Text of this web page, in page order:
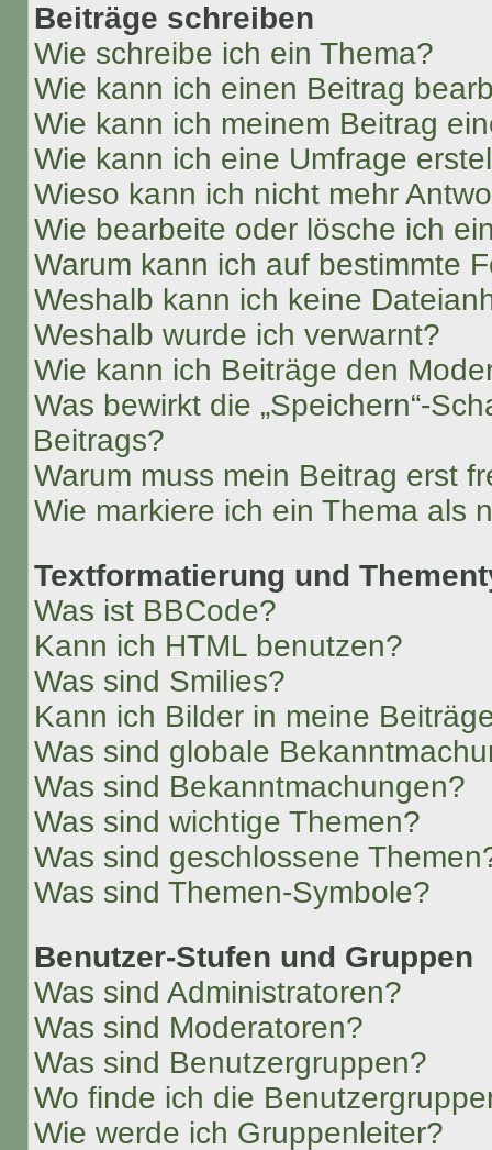
Beiträge schreiben
Wie schreibe ich ein Thema?
Wie kann ich einen Beitrag
Wie kann ich meinem Beitrag
Wie kann ich eine Umfrage
Wieso kann ich nicht mehr
Wie bearbeite oder lösche ich
Warum kann ich auf bestimmte
Weshalb kann ich keine
Weshalb wurde ich verwarnt?
Wie kann ich Beiträge den
Was bewirkt die „Speichern“-
Beitrags?
Warum muss mein Beitrag erst
Wie markiere ich ein Thema als
Textformatierung und
Was ist BBCode?
Kann ich HTML benutzen?
Was sind Smilies?
Kann ich Bilder in meine
Was sind globale
Was sind Bekanntmachungen?
Was sind wichtige Themen?
Was sind geschlossene
Was sind Themen-Symbole?
Benutzer-Stufen und Gruppen
Was sind Administratoren?
Was sind Moderatoren?
Was sind Benutzergruppen?
Wo finde ich die
Wie werde ich Gruppenleiter?